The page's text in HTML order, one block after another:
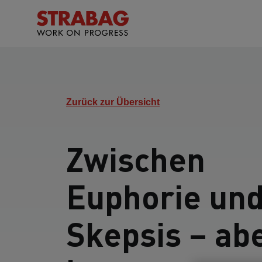
Zurück zur Übersicht
Zwischen
Euphorie
Skepsis –